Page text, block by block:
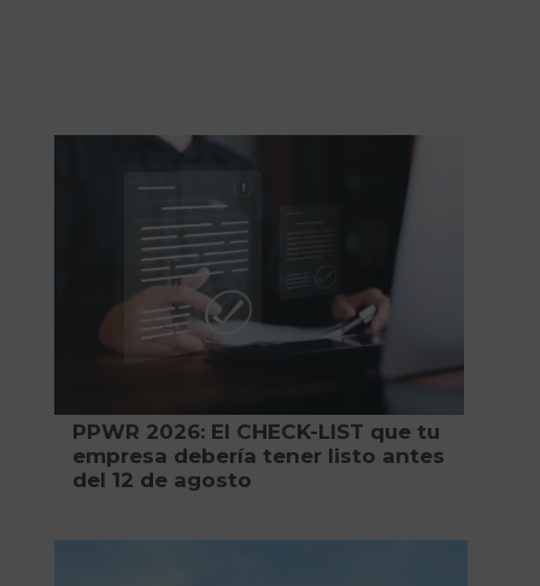
PPWR 2026: El CHECK-LIST que tu
empresa debería tener listo antes
del 12 de agosto